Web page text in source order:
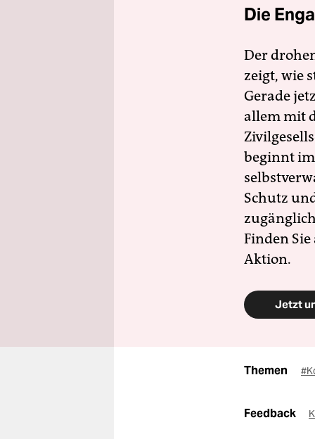
Die
Der
zeigt, wie
Gerade
allem mit
beginnt
Schutz
Finden
Aktion.
Jetzt
Themen
Feedback